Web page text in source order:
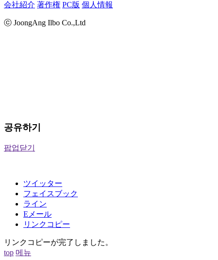
会社紹介 著作権 PC版 個人情報
ⓒ JoongAng Ilbo Co.,Ltd
공유하기
팝업닫기
ツイッター
フェイスブック
ライン
Eメール
リンクコピー
リンクコピーが完了しました。
top 메뉴